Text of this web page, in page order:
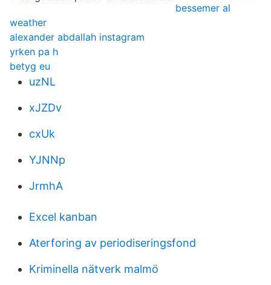
bessemer al
weather
alexander abdallah instagram
yrken pa h
betyg eu
uzNL
xJZDv
cxUk
YJNNp
JrmhA
Excel kanban
Aterforing av periodiseringsfond
Kriminella nätverk malmö